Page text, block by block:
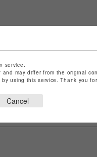
ら
service.
may differ from the original
using this service. Thank you
Cancel